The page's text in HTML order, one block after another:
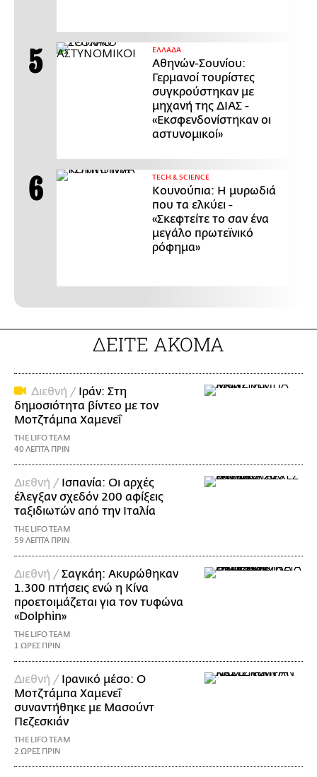
ΕΛΛΑΔΑ
Αθηνών-Σουνίου:
Γερμανοί τουρίστες
συγκρούστηκαν με
μηχανή της ΔΙΑΣ -
«Εκσφενδονίστηκαν οι
αστυνομικοί»
ΤECH & SCIENCE
Κουνούπια: Η μυρωδιά
που τα ελκύει -
«Σκεφτείτε το σαν ένα
μεγάλο πρωτεϊνικό
ρόφημα»
ΔΕΙΤΕ ΑΚΟΜΑ
Διεθνή / Ιράν: Στη
δημοσιότητα βίντεο με τον
Μοτζτάμπα Χαμενεΐ
THE LIFO TEAM
40 ΛΕΠΤΑ ΠΡΙΝ
Διεθνή / Ισπανία: Οι αρχές
έλεγξαν σχεδόν 200 αφίξεις
ταξιδιωτών από την Ιταλία
THE LIFO TEAM
59 ΛΕΠΤΑ ΠΡΙΝ
Διεθνή /Σαγκάη: Ακυρώθηκαν
1.300 πτήσεις ενώ η Κίνα
προετοιμάζεται για τον τυφώνα
«Dolphin»
THE LIFO TEAM
1 ΩΡΕΣ ΠΡΙΝ
Διεθνή / Ιρανικό μέσο: Ο
Μοτζτάμπα Χαμενεΐ
συναντήθηκε με Μασούντ
Πεζεσκιάν
THE LIFO TEAM
2 ΩΡΕΣ ΠΡΙΝ